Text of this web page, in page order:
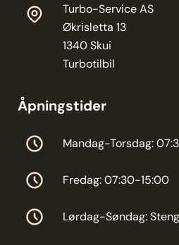
Turbo-Service AS
Økrisletta 13
1340 Skui
Turbotilbil
Åpningstider
Mandag-Torsdag:
Fredag: 07:30-15:00
Lørdag-Søndag: